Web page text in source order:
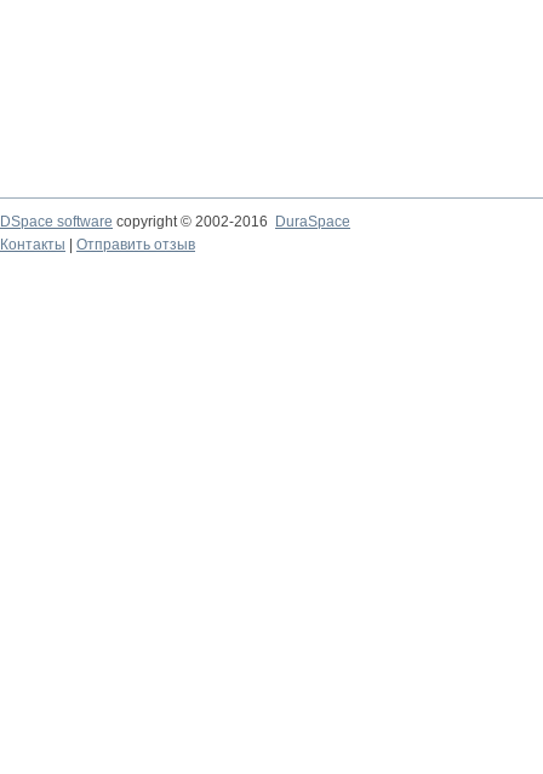
DSpace software copyright © 2002-2016
DuraSpace
Контакты
Отправить отзыв